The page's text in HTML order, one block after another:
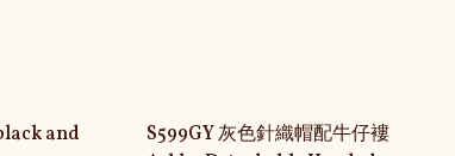
S599GY 灰色針織帽配牛仔褸